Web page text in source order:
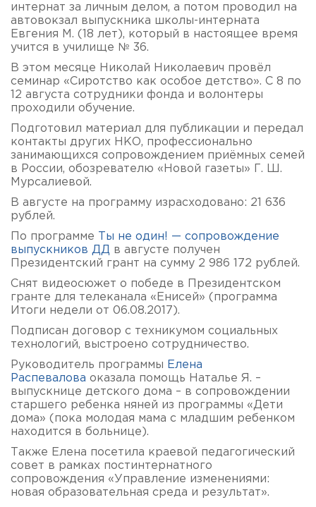
интернат за личным делом, а потом проводил на
автовокзал выпускника школы-интерната
Евгения М. (18 лет), который в настоящее время
учится в училище № 36.
В этом месяце Николай Николаевич провёл
семинар «Сиротство как особое детство». С 8 по
12 августа сотрудники фонда и волонтеры
проходили обучение.
Подготовил материал для публикации и передал
контакты других НКО, профессионально
занимающихся сопровождением приёмных семей
в России, обозревателю «Новой газеты» Г. Ш.
Мурсалиевой.
В августе на программу израсходовано: 21 636
рублей.
По программе
Ты не один! — сопровождение
выпускников ДД в августе получен
Президентский грант на сумму 2 986 172 рублей.
Снят видеосюжет о победе в Президентском
гранте для телеканала «Енисей» (программа
Итоги недели от 06.08.2017).
Подписан договор с техникумом социальных
технологий, выстроено сотрудничество.
Руководитель программы Елена
Распевалова оказала помощь Наталье Я. –
выпускнице детского дома – в сопровождении
старшего ребенка няней из программы «Дети
дома» (пока молодая мама с младшим ребенком
находится в больнице).
Также Елена посетила краевой педагогический
совет в рамках постинтернатного
сопровождения «Управление изменениями:
новая образовательная среда и результат».